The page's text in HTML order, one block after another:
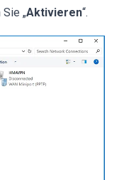
„Aktivieren“.